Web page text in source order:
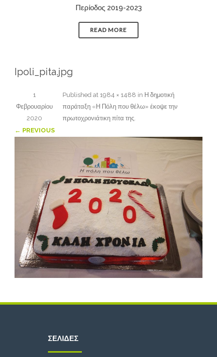
Περίοδος 2019-2023
READ MORE
Ipoli_pita.jpg
Published
1
Φεβρουαρίου
2020
at 1984 × 1488 in Η δημοτική
παράταξη «Η Πόλη που θέλω» έκοψε την
πρωτοχρονιάτικη πίτα της.
← PREVIOUS
ΣΕΛΊΔΕΣ